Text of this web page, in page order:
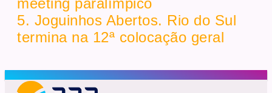
meeting paralímpico
5. Joguinhos Abertos. Rio do Sul
termina na 12ª colocação geral